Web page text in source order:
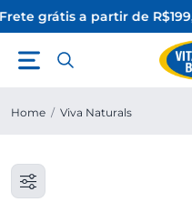
grátis a partir de
Home / Viva Naturals